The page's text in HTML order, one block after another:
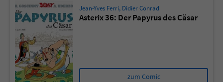
Jean-Yves Ferri, Didier Conrad
Asterix 36: Der Papyrus des Cäsar
zum Comic